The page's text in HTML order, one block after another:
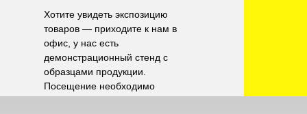
Хотите увидеть экспозицию
товаров — приходите к нам в
офис, у нас есть
демонстрационный стенд с
образцами продукции.
Посещение необходимо